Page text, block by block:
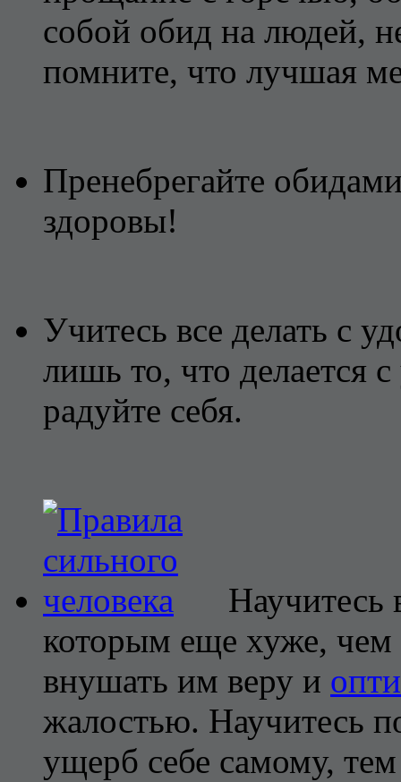
собой обид на людей,
помните, что лучшая
Пренебрегайте
здоровы!
Учитесь все делать с
лишь то, что делается
радуйте себя.
Научитесь
которым еще хуже, чем
внушать им веру и
жалостью. Научитесь
ущерб себе самому,